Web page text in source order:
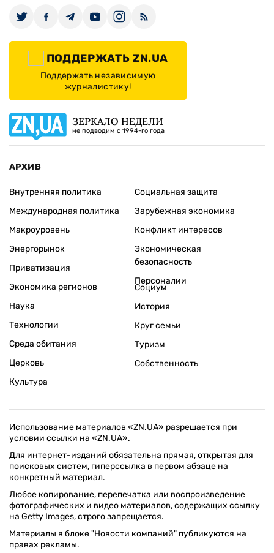
ПОДДЕРЖАТЬ ZN.UA
Поддержать независимую
журналистику!
ЗЕРКАЛО НЕДЕЛИ
не подводим с 1994-го года
АРХИВ
Внутренняя политика
Международная политика
Макроуровень
Энергорынок
Приватизация
Экономика регионов
Социальная защита
Зарубежная экономика
Конфликт интересов
Экономическая
безопасность
Персоналии
Наука
Технологии
Среда обитания
Церковь
Культура
Социум
История
Круг семьи
Туризм
Собственность
Использование материалов «ZN.UA» разрешается при
условии ссылки на «ZN.UA».
Для интернет-изданий обязательна прямая, открытая для
поисковых систем, гиперссылка в первом абзаце на
конкретный материал.
Любое копирование, перепечатка или воспроизведение
фотографических и видео материалов, содержащих ссылку
на Getty Images, строго запрещается.
Материалы в блоке "Новости компаний" публикуются на
правах рекламы.